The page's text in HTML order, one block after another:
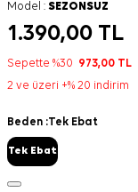
Model : SEZONSUZ
1.390,00 TL
Sepette %30 973,00 TL
2 ve üzeri +% 20 indirim
Beden :Tek Ebat
Tek Ebat